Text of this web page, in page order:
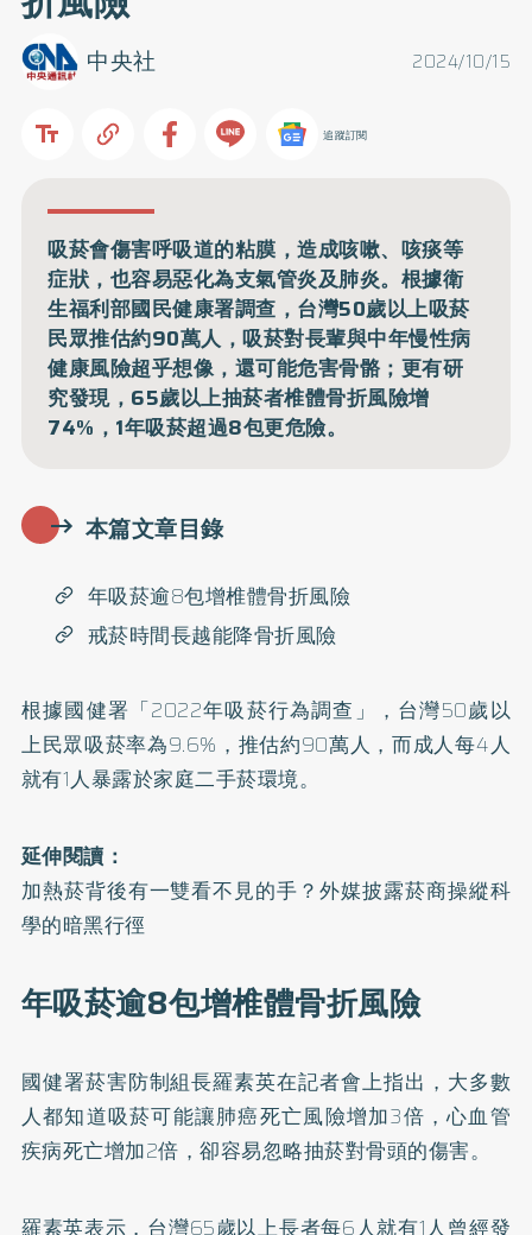
2024/10/15
中央社
追蹤訂閱
吸菸會傷害呼吸道的粘膜，造成咳嗽、咳痰等
症狀，也容易惡化為支氣管炎及肺炎。根據衛
生福利部國民健康署調查，台灣50歲以上吸菸
民眾推估約90萬人，吸菸對長輩與中年慢性病
健康風險超乎想像，還可能危害骨骼；更有研
究發現，65歲以上抽菸者椎體骨折風險增
74%，1年吸菸超過8包更危險。
本篇文章目錄
年吸菸逾8包增椎體骨折風險
戒菸時間長越能降骨折風險
根據國健署「2022年吸菸行為調查 」，台灣50歲以
上民眾吸菸率為9.6%，推估約90萬人，而成人每4人
就有1人暴露於家庭二手菸環境。
延伸閱讀：
加熱菸背後有一雙看不見的手？外媒披露菸商操縱科
學的暗黑行徑
年吸菸逾8包增椎體骨折風險
國健署菸害防制組長羅素英在記者會上指出，大多數
人都知道吸菸可能讓肺癌死亡風險增加3倍，心血管
疾病死亡增加2倍，卻容易忽略抽菸對骨頭的傷害。
羅素英表示，台灣65歲以上長者每6人就有1人曾經發